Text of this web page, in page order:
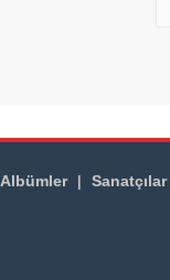
Albümler | Sanatçılar